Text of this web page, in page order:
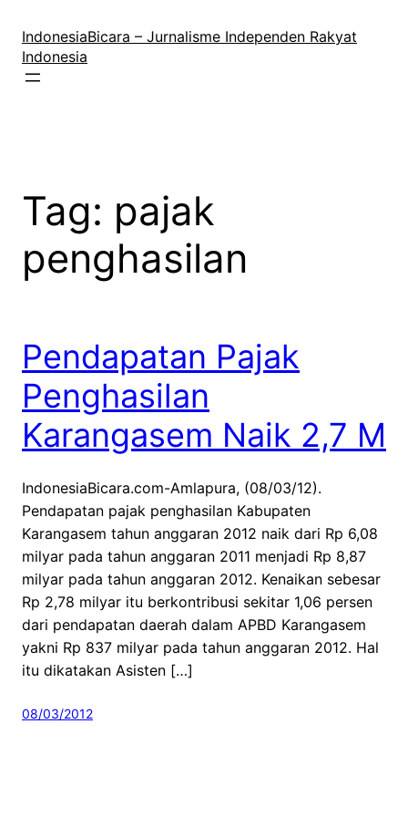
konten
IndonesiaBicara – Jurnalisme Independen Rakyat
Indonesia
Tag: pajak
penghasilan
Pendapatan Pajak
Penghasilan
Karangasem Naik 2,7 M
IndonesiaBicara.com-Amlapura, (08/03/12).
Pendapatan pajak penghasilan Kabupaten
Karangasem tahun anggaran 2012 naik dari Rp 6,08
milyar pada tahun anggaran 2011 menjadi Rp 8,87
milyar pada tahun anggaran 2012. Kenaikan sebesar
Rp 2,78 milyar itu berkontribusi sekitar 1,06 persen
dari pendapatan daerah dalam APBD Karangasem
yakni Rp 837 milyar pada tahun anggaran 2012. Hal
itu dikatakan Asisten […]
08/03/2012